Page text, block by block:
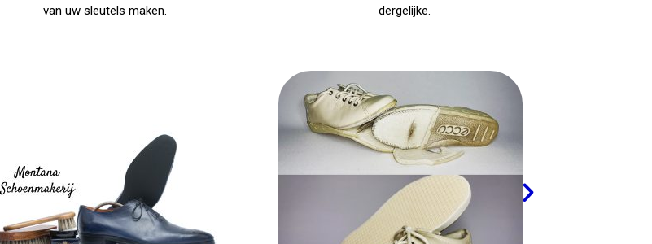
van uw sleutels maken.
dergelijke.